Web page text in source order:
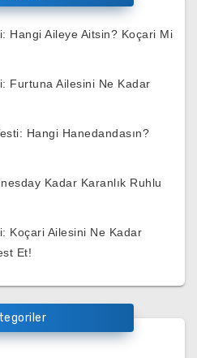
Hangi Aileye Aitsin? Koçari Mi
Furtuna Ailesini Ne Kadar
Hangi Hanedandasın?
Kadar Karanlık Ruhlu
Koçari Ailesini Ne Kadar
Et!